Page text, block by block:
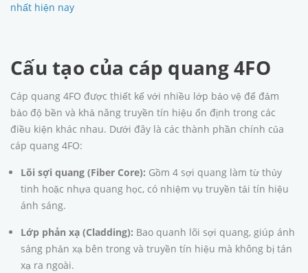
nhất hiện nay
Cấu tạo của cáp quang 4FO
Cáp quang 4FO được thiết kế với nhiều lớp bảo vệ để đảm
bảo độ bền và khả năng truyền tín hiệu ổn định trong các
điều kiện khác nhau. Dưới đây là các thành phần chính của
cáp quang 4FO:
Lõi sợi quang (Fiber Core): Gồm 4 sợi quang làm từ thủy
tinh hoặc nhựa quang học, có nhiệm vụ truyền tải tín hiệu
ánh sáng.
Lớp phản xạ (Cladding): Bao quanh lõi sợi quang, giúp ánh
sáng phản xạ bên trong và truyền tín hiệu mà không bị tán
xạ ra ngoài.